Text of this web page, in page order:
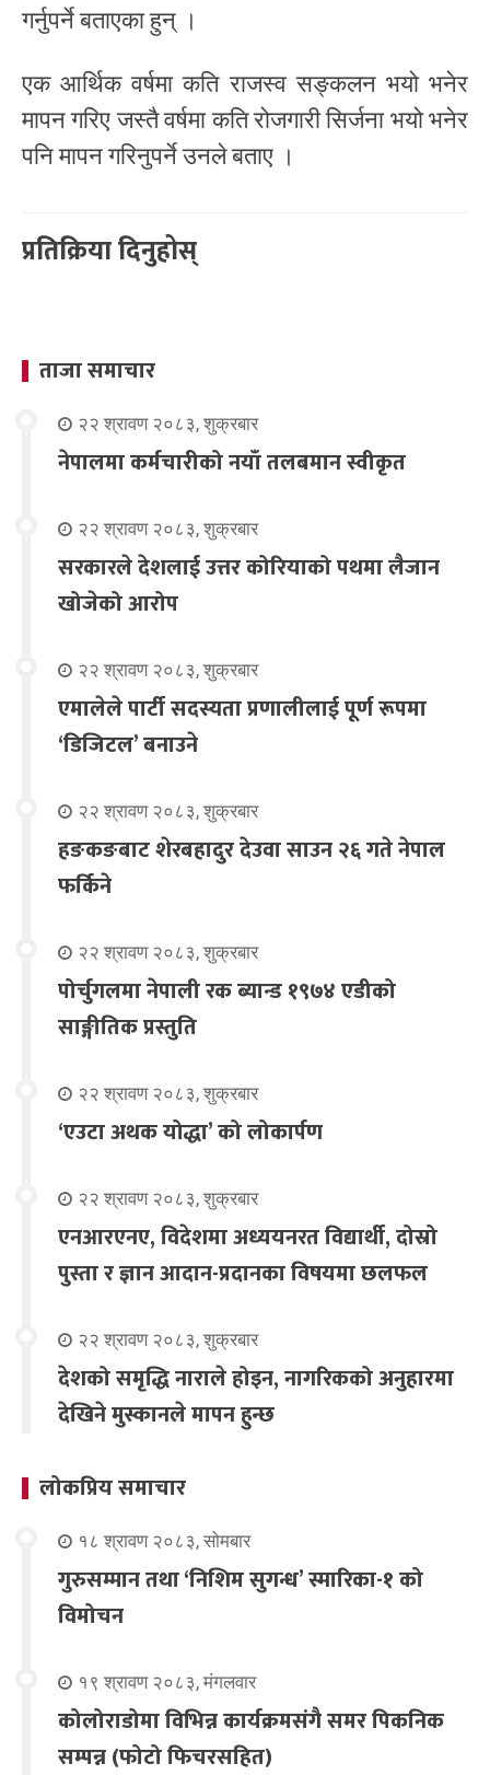
गर्नुपर्ने बताएका हुन् ।
एक आर्थिक वर्षमा कति राजस्व सङ्कलन भयो भनेर
मापन गरिए जस्तै वर्षमा कति रोजगारी सिर्जना भयो भनेर
पनि मापन गरिनुपर्ने उनले बताए ।
प्रतिक्रिया दिनुहोस्
ताजा समाचार
२२ श्रावण २०८३, शुक्रबार
नेपालमा कर्मचारीको नयाँ तलबमान स्वीकृत
२२ श्रावण २०८३, शुक्रबार
सरकारले देशलाई उत्तर कोरियाको पथमा लैजान
खोजेको आरोप
२२ श्रावण २०८३, शुक्रबार
एमालेले पार्टी सदस्यता प्रणालीलाई पूर्ण रूपमा
‘डिजिटल’ बनाउने
२२ श्रावण २०८३, शुक्रबार
हङकङबाट शेरबहादुर देउवा साउन २६ गते नेपाल
फर्किने
२२ श्रावण २०८३, शुक्रबार
पोर्चुगलमा नेपाली रक ब्यान्ड १९७४ एडीको
साङ्गीतिक प्रस्तुति
२२ श्रावण २०८३, शुक्रबार
‘एउटा अथक योद्धा’ को लोकार्पण
२२ श्रावण २०८३, शुक्रबार
एनआरएनए, विदेशमा अध्ययनरत विद्यार्थी, दोस्रो
पुस्ता र ज्ञान आदान-प्रदानका विषयमा छलफल
२२ श्रावण २०८३, शुक्रबार
देशको समृद्धि नाराले होइन, नागरिकको अनुहारमा
देखिने मुस्कानले मापन हुन्छ
लोकप्रिय समाचार
१८ श्रावण २०८३, सोमबार
गुरुसम्मान तथा ‘निशिम सुगन्ध’ स्मारिका-१ को
विमोचन
१९ श्रावण २०८३, मंगलवार
कोलोराडोमा विभिन्न कार्यक्रमसंगै समर पिकनिक
सम्पन्न (फोटो फिचरसहित)